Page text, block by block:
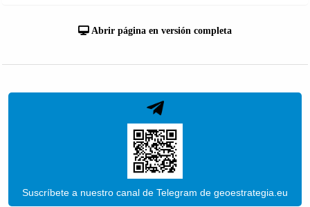
Abrir página en versión completa
Suscríbete a nuestro canal de Telegram de geoestrategia.eu